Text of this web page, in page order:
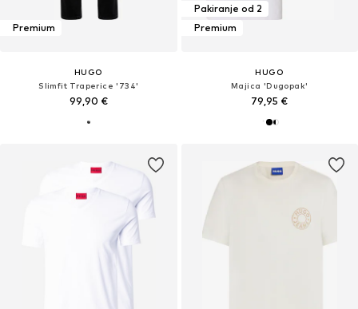
Premium
HUGO
Slimfit Traperice '734'
99,90 €
Pakiranje od 2
Premium
HUGO
Majica 'Dugopak'
79,95 €